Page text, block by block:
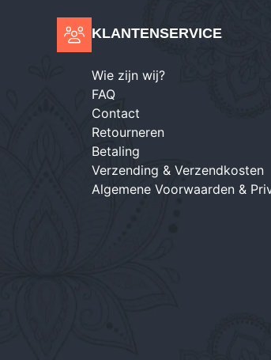
KLANTENSERVICE
Wie zijn wij?
FAQ
Contact
Retourneren
Betaling
Verzending & Verzendkosten
Algemene Voorwaarden &